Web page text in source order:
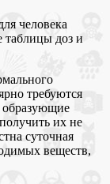
человека
таблицы доз и
требуются
образующие
их не
суточная
веществ,